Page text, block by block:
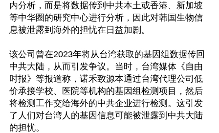
内分析，而是将数据传到中共本土或香港、新加坡
等中华圈的研究中心进行分析，因此对韩国生物信
息被泄露到海外的担忧在日益加剧。
该公司曾在2023年将从台湾获取的基因组数据传回
中共大陆，从而引发争议。当时，台湾媒体《自由
时报》等报道称，诺禾致源本通过台湾代理公司低
价承接学校、医院等机构的基因组检测项目，然后
将检测工作交给海外的中共企业进行检测。这引发
了人们对台湾人的基因信息可能被泄露到中共大陆
的担忧。